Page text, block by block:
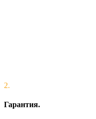
2.
Гарантия.